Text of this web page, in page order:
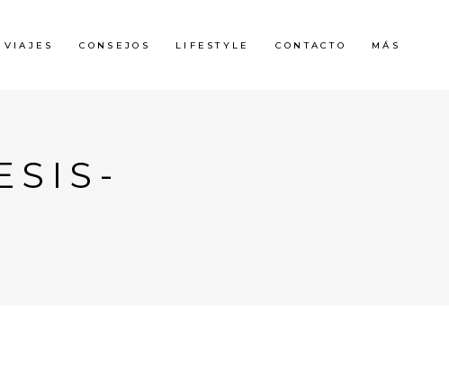
VIAJES CONSEJOS LIFESTYLE CONTACTO MÁS